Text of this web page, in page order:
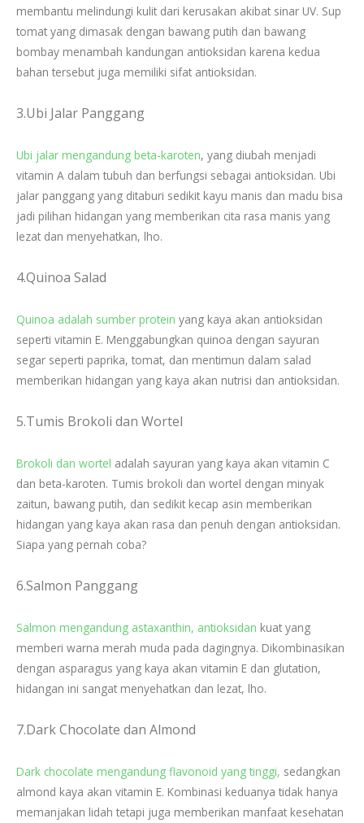
membantu melindungi kulit dari kerusakan akibat sinar UV. Sup
tomat yang dimasak dengan bawang putih dan bawang
bombay menambah kandungan antioksidan karena kedua
bahan tersebut juga memiliki sifat antioksidan.
3.Ubi Jalar Panggang
Ubi jalar mengandung beta-karoten, yang diubah menjadi
vitamin A dalam tubuh dan berfungsi sebagai antioksidan. Ubi
jalar panggang yang ditaburi sedikit kayu manis dan madu bisa
jadi pilihan hidangan yang memberikan cita rasa manis yang
lezat dan menyehatkan, lho.
4.Quinoa Salad
Quinoa adalah sumber protein yang kaya akan antioksidan
seperti vitamin E. Menggabungkan quinoa dengan sayuran
segar seperti paprika, tomat, dan mentimun dalam salad
memberikan hidangan yang kaya akan nutrisi dan antioksidan.
5.Tumis Brokoli dan Wortel
Brokoli dan wortel adalah sayuran yang kaya akan vitamin C
dan beta-karoten. Tumis brokoli dan wortel dengan minyak
zaitun, bawang putih, dan sedikit kecap asin memberikan
hidangan yang kaya akan rasa dan penuh dengan antioksidan.
Siapa yang pernah coba?
6.Salmon Panggang
Salmon mengandung astaxanthin, antioksidan kuat yang
memberi warna merah muda pada dagingnya. Dikombinasikan
dengan asparagus yang kaya akan vitamin E dan glutation,
hidangan ini sangat menyehatkan dan lezat, lho.
7.Dark Chocolate dan Almond
Dark chocolate mengandung flavonoid yang tinggi, sedangkan
almond kaya akan vitamin E. Kombinasi keduanya tidak hanya
memanjakan lidah tetapi juga memberikan manfaat kesehatan